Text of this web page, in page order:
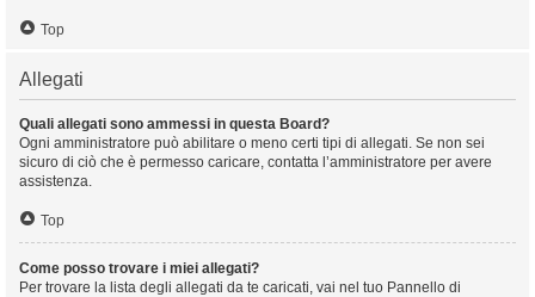
Top
Allegati
Quali allegati sono ammessi in questa Board?
Ogni amministratore può abilitare o meno certi tipi di allegati. Se non sei
sicuro di ciò che è permesso caricare, contatta l’amministratore per avere
assistenza.
Top
Come posso trovare i miei allegati?
Per trovare la lista degli allegati da te caricati, vai nel tuo Pannello di